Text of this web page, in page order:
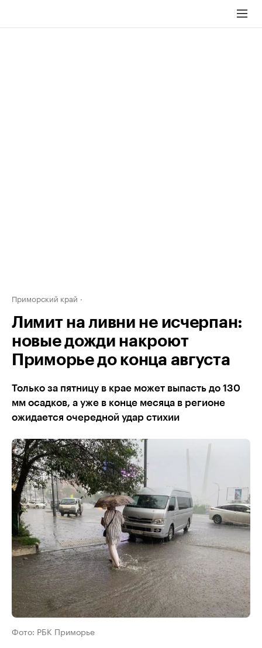
Приморский край
Лимит на ливни не исчерпан:
новые дожди накроют
Приморье до конца августа
Только за пятницу в крае может выпасть до 130
мм осадков, а уже в конце месяца в регионе
ожидается очередной удар стихии
Фото: РБК Приморье